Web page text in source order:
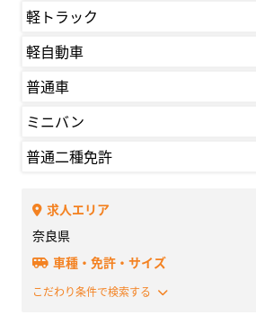
軽トラック
軽自動車
普通車
ミニバン
普通二種免許
求人エリア
奈良県
車種・免許・サイズ
こだわり条件で検索する